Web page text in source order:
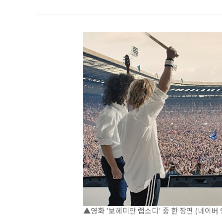
▲영화 '보헤미안 랩소디' 중 한 장면.(네이버